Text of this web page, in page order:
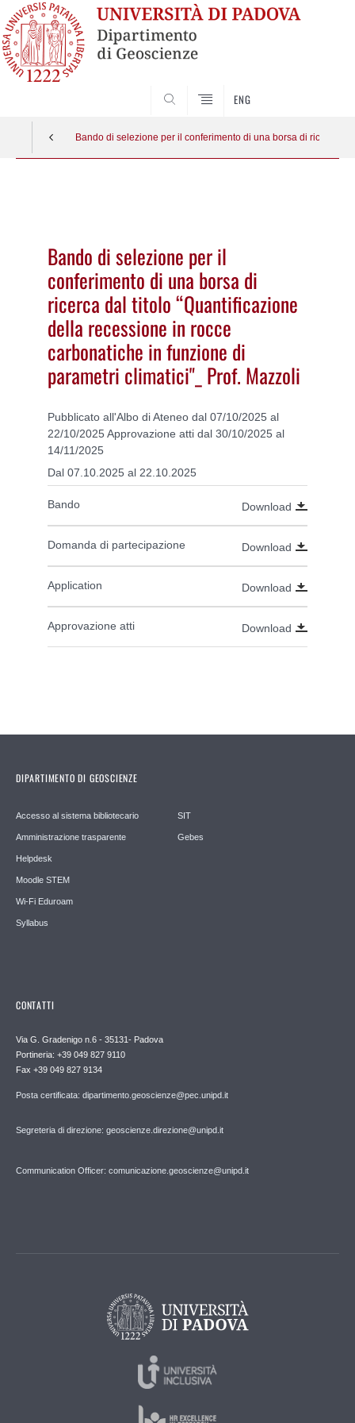
ENG
Bando di selezione per il conferimento di una borsa di ricerca
Bando di selezione per il
conferimento di una borsa di
ricerca dal titolo “Quantificazione
della recessione in rocce
carbonatiche in funzione di
parametri climatici"_ Prof. Mazzoli
Pubblicato all'Albo di Ateneo dal 07/10/2025 al
22/10/2025 Approvazione atti dal 30/10/2025 al
14/11/2025
Dal 07.10.2025 al 22.10.2025
Bando Download
Domanda di partecipazione Download
Application Download
Approvazione atti Download
DIPARTIMENTO DI GEOSCIENZE
Accesso al sistema bibliotecario
Amministrazione trasparente
Helpdesk
Moodle STEM
Wi-Fi Eduroam
Syllabus
SIT
Gebes
CONTATTI
Via G. Gradenigo n.6 - 35131- Padova
Portineria: +39 049 827 9110
Fax +39 049 827 9134
Posta certificata: dipartimento.geoscienze@pec.unipd.it
Segreteria di direzione: geoscienze.direzione@unipd.it
Communication Officer: comunicazione.geoscienze@unipd.it